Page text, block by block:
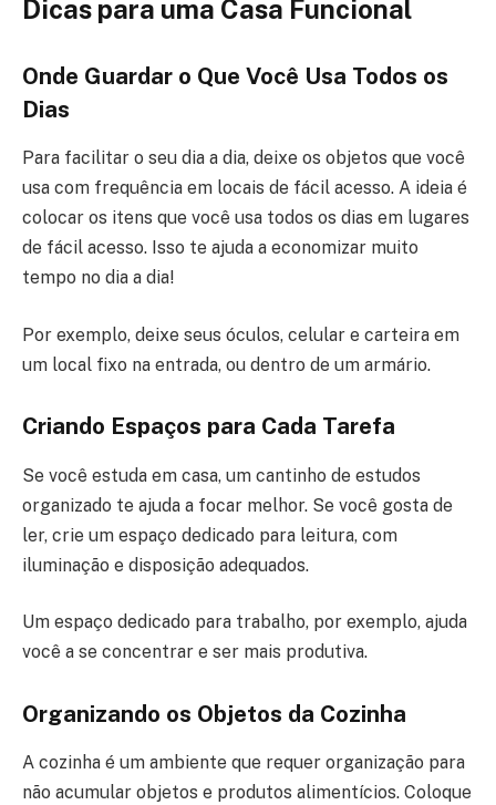
Dicas para uma Casa Funcional
Onde Guardar o Que Você Usa Todos os
Dias
Para facilitar o seu dia a dia, deixe os objetos que você
usa com frequência em locais de fácil acesso. A ideia é
colocar os itens que você usa todos os dias em lugares
de fácil acesso. Isso te ajuda a economizar muito
tempo no dia a dia!
Por exemplo, deixe seus óculos, celular e carteira em
um local fixo na entrada, ou dentro de um armário.
Criando Espaços para Cada Tarefa
Se você estuda em casa, um cantinho de estudos
organizado te ajuda a focar melhor. Se você gosta de
ler, crie um espaço dedicado para leitura, com
iluminação e disposição adequados.
Um espaço dedicado para trabalho, por exemplo, ajuda
você a se concentrar e ser mais produtiva.
Organizando os Objetos da Cozinha
A cozinha é um ambiente que requer organização para
não acumular objetos e produtos alimentícios. Coloque